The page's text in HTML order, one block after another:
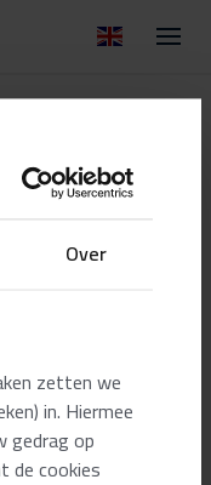
Over
zetten we
in. Hiermee
gedrag op
de cookies
conditions
and consultant DNR